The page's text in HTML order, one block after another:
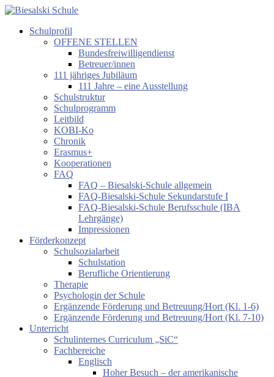
Zum
springen
Biesalski
Förderzentrum
körperliche
motorische
Entwicklung
Schulprofil
OFFENE STELLEN
Bundesfreiwilligendienst
Betreuer/innen
111 jähriges Jubiläum
111 Jahre – eine Ausstellung
Schulstruktur
Schulprogramm
Leitbild
KOBI-Ko
Chronik
Erasmus+
Kooperationen
FAQ
FAQ – Biesalski-Schule allgemein
FAQ-Biesalski-Schule Sekundarstufe I
FAQ-Biesalski-Schule Berufsschule (IBA
Lehrgänge)
Impressionen
Förderkonzept
Schulsozialarbeit
Schulstation
Berufliche Orientierung
Therapie
Psychologin der Schule
Ergänzende Förderung und Betreuung/Hort (Kl. 1-6)
Ergänzende Förderung und Betreuung/Hort (Kl. 7-10)
Unterricht
Schulinternes Curriculum „SiC“
Fachbereiche
Englisch
Hoher Besuch – der amerikanische